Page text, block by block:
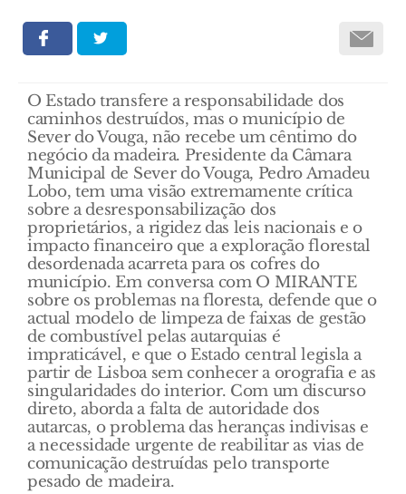
O Estado transfere a responsabilidade dos
caminhos destruídos, mas o município de
Sever do Vouga, não recebe um cêntimo do
negócio da madeira. Presidente da Câmara
Municipal de Sever do Vouga, Pedro Amadeu
Lobo, tem uma visão extremamente crítica
sobre a desresponsabilização dos
proprietários, a rigidez das leis nacionais e o
impacto financeiro que a exploração florestal
desordenada acarreta para os cofres do
município. Em conversa com O MIRANTE
sobre os problemas na floresta, defende que o
actual modelo de limpeza de faixas de gestão
de combustível pelas autarquias é
impraticável, e que o Estado central legisla a
partir de Lisboa sem conhecer a orografia e as
singularidades do interior. Com um discurso
direto, aborda a falta de autoridade dos
autarcas, o problema das heranças indivisas e
a necessidade urgente de reabilitar as vias de
comunicação destruídas pelo transporte
pesado de madeira.